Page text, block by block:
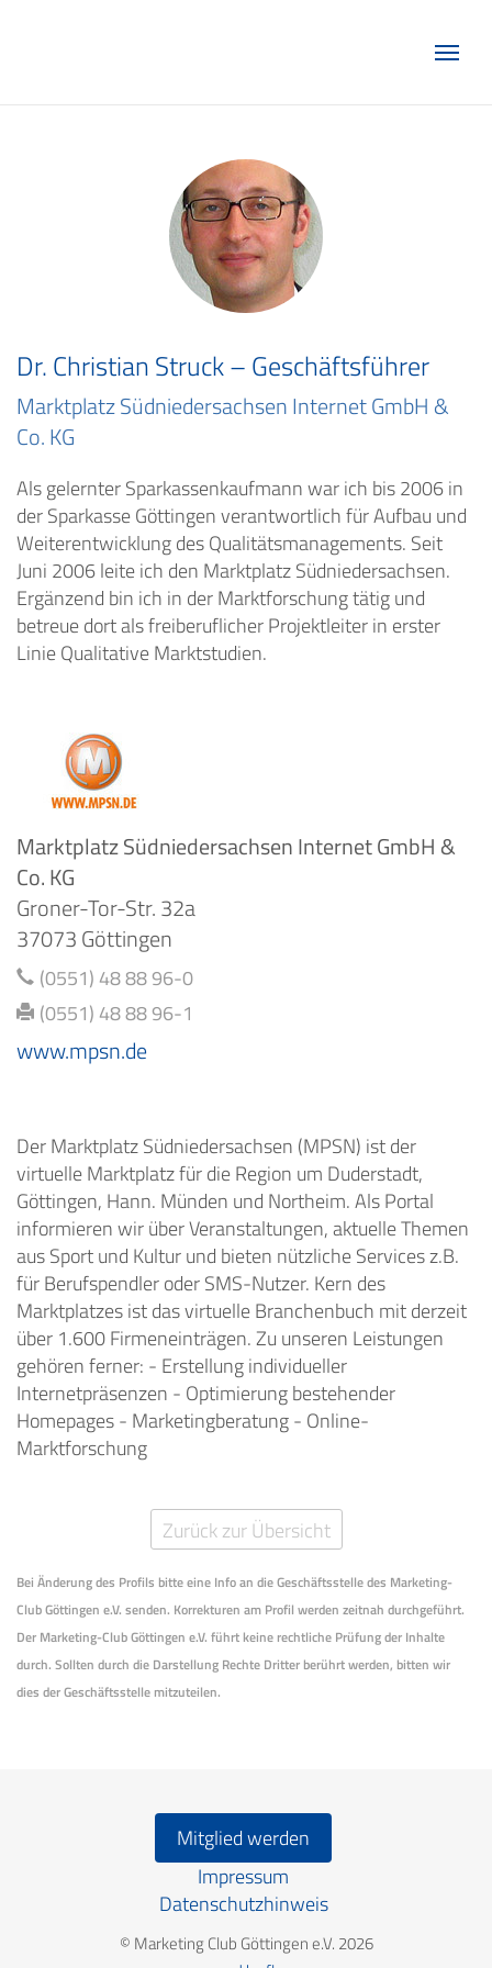
Dr. Christian Struck – Geschäftsführer
Marktplatz Südniedersachsen Internet GmbH &
Co. KG
Als gelernter Sparkassenkaufmann war ich bis 2006 in
der Sparkasse Göttingen verantwortlich für Aufbau und
Weiterentwicklung des Qualitätsmanagements. Seit
Juni 2006 leite ich den Marktplatz Südniedersachsen.
Ergänzend bin ich in der Marktforschung tätig und
betreue dort als freiberuflicher Projektleiter in erster
Linie Qualitative Marktstudien.
Marktplatz Südniedersachsen Internet GmbH &
Co. KG
Groner-Tor-Str. 32a
37073 Göttingen
(0551) 48 88 96-0
(0551) 48 88 96-1
www.mpsn.de
Der Marktplatz Südniedersachsen (MPSN) ist der
virtuelle Marktplatz für die Region um Duderstadt,
Göttingen, Hann. Münden und Northeim. Als Portal
informieren wir über Veranstaltungen, aktuelle Themen
aus Sport und Kultur und bieten nützliche Services z.B.
für Berufspendler oder SMS-Nutzer. Kern des
Marktplatzes ist das virtuelle Branchenbuch mit derzeit
über 1.600 Firmeneinträgen. Zu unseren Leistungen
gehören ferner: - Erstellung individueller
Internetpräsenzen - Optimierung bestehender
Homepages - Marketingberatung - Online-
Marktforschung
Zurück zur Übersicht
Bei Änderung des Profils bitte eine Info an die Geschäftsstelle des Marketing-
Club Göttingen e.V. senden. Korrekturen am Profil werden zeitnah durchgeführt.
Der Marketing-Club Göttingen e.V. führt keine rechtliche Prüfung der Inhalte
durch. Sollten durch die Darstellung Rechte Dritter berührt werden, bitten wir
dies der Geschäftsstelle mitzuteilen.
Mitglied werden
Impressum
Datenschutzhinweis
© Marketing Club Göttingen e.V. 2026